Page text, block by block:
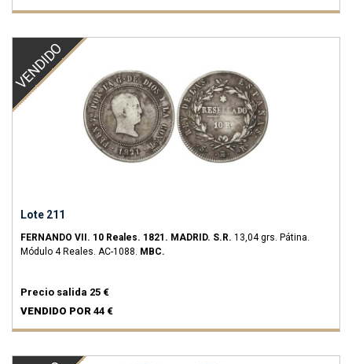
VENDIDO
Lote 211
FERNANDO VII. 10 Reales. 1821. MADRID. S.R. 13,04 grs. Pátina.
Módulo 4 Reales. AC-1088. MBC.
Precio salida 25 €
VENDIDO POR 44 €